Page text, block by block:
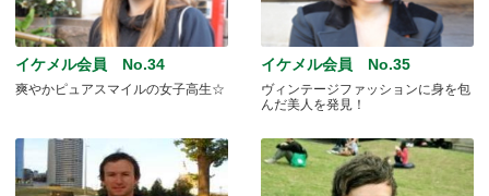
イケメル会員 No.34
爽やかピュアスマイルの女子高生☆
イケメル会員 No.35
ヴィンテージファッションに身を包
んだ美人を発見！